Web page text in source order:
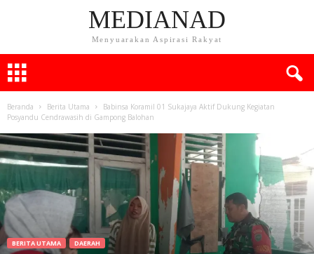
MEDIANAD
Menyuarakan Aspirasi Rakyat
Beranda Berita Utama
Babinsa Koramil 01 Sukajaya Aktif Dukung Kegiatan
Posyandu Cendrawasih di Gampong Balohan
BERITA UTAMA DAERAH